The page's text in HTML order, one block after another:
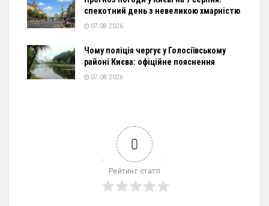
спекотний день з невеликою хмарністю
07.08.2026
Чому поліція чергує у Голосіївському
районі Києва: офіційне пояснення
07.08.2026
0
Рейтинг статті